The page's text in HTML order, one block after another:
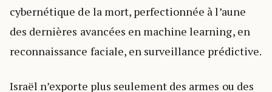
cybernétique de la mort, perfectionnée à l’aune
des dernières avancées en machine learning, en
reconnaissance faciale, en surveillance prédictive.
Israël n’exporte plus seulement des armes ou des